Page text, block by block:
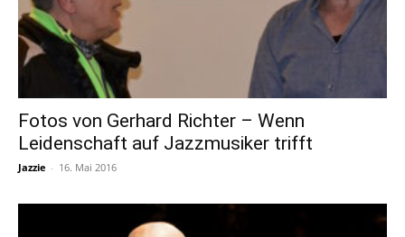
Fotos von Gerhard Richter – Wenn
Leidenschaft auf Jazzmusiker trifft
Jazzie - 16. Mai 2016